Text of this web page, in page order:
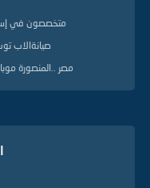
متخصصون في
صيانةالاب
مصر ..المنصورة موبايل